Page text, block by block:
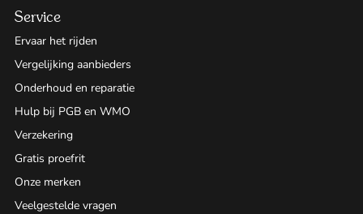
Service
Ervaar het rijden
Vergelijking aanbieders
Onderhoud en reparatie
Hulp bij PGB en WMO
Verzekering
Gratis proefrit
Onze merken
Veelgestelde vragen